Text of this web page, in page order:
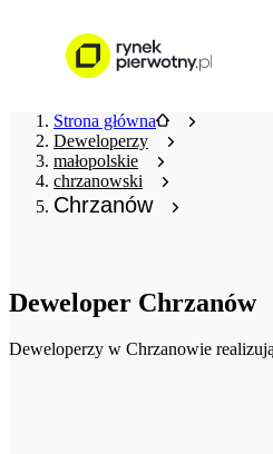
Strona główna
Deweloperzy
małopolskie
chrzanowski
Chrzanów
Deweloper Chrzanów
Deweloperzy w Chrzanowie